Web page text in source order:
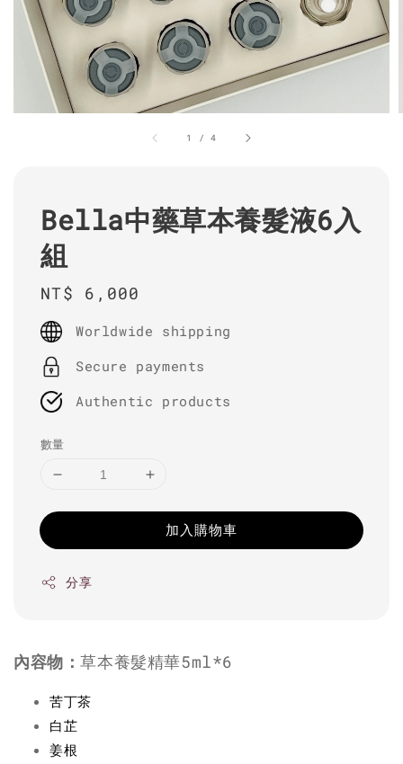
1 /4
Bella中藥草本養髮液6入
組
Regular
price
NT$ 6,000
Worldwide shipping
Secure payments
Authentic products
數量
加入購物車
分享
內容物：草本養髮精華5ml*6
苦丁茶
白芷
姜根